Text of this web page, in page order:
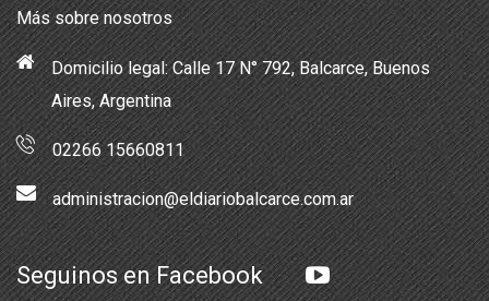
Más sobre nosotros
Domicilio legal: Calle 17 N° 792, Balcarce, Buenos
Aires, Argentina
02266 15660811
administracion@eldiariobalcarce.com.ar
Seguinos en Facebook